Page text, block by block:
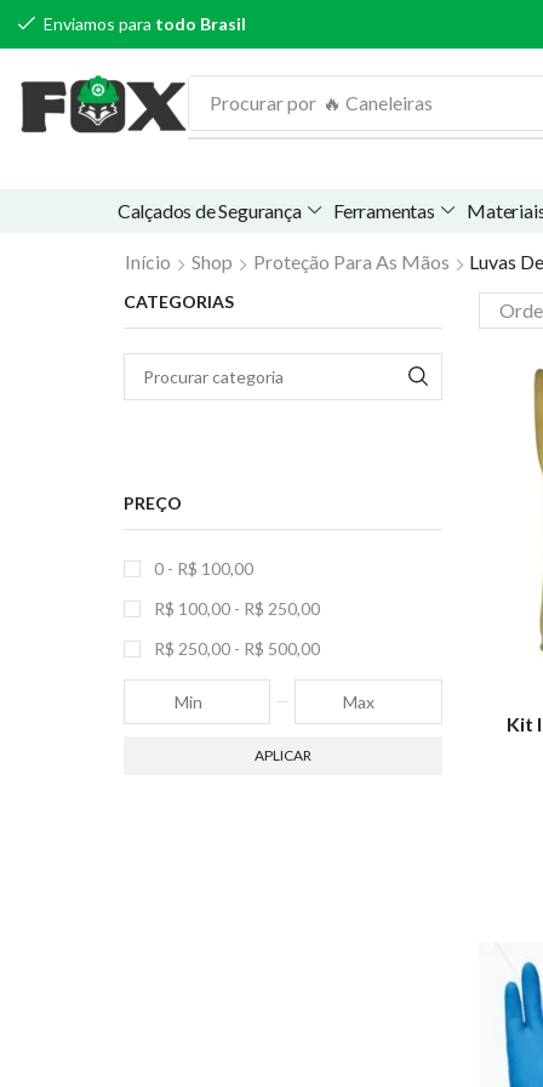
Enviamos para todo Brasil
Procurar por 🔥 Óculos de proteção
Calçados de Segurança Ferramentas
Início Shop Proteção Para As Mãos Luvas
Kit
CATEGORIAS
PREÇO
0 - R$ 100,00
R$ 100,00 - R$ 250,00
R$ 250,00 - R$ 500,00
APLICAR